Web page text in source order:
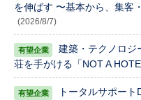
を伸ばす 〜基本から、集客
(2026/8/7)
建築・テクノロジ
荘を手がける「NOT A
トータルサポー